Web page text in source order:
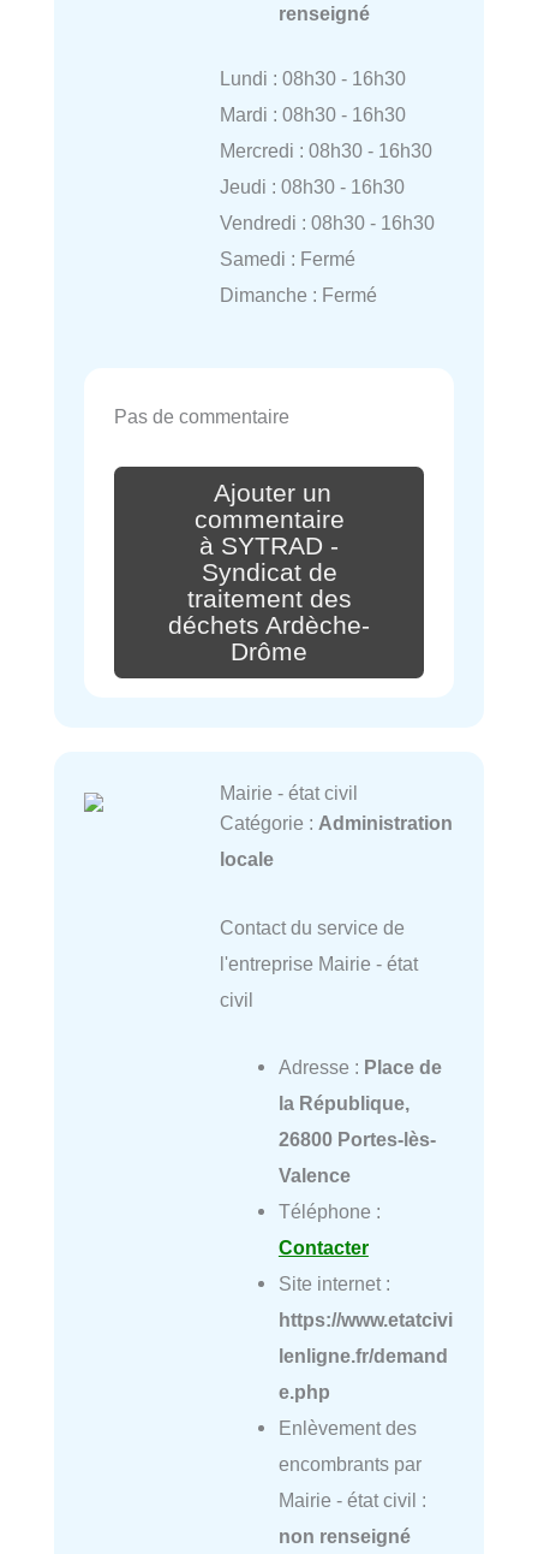
renseigné
Lundi : 08h30 - 16h30
Mardi : 08h30 - 16h30
Mercredi : 08h30 - 16h30
Jeudi : 08h30 - 16h30
Vendredi : 08h30 - 16h30
Samedi : Fermé
Dimanche : Fermé
Pas de commentaire
Ajouter un
commentaire
à SYTRAD -
Syndicat de
traitement des
déchets Ardèche-
Drôme
Mairie - état civil
Catégorie : Administration
locale
Contact du service de
l'entreprise Mairie - état
civil
Adresse : Place de
la République,
26800 Portes-lès-
Valence
Téléphone :
Contacter
Site internet :
https://www.etatcivi
lenligne.fr/demand
e.php
Enlèvement des
encombrants par
Mairie - état civil :
non renseigné